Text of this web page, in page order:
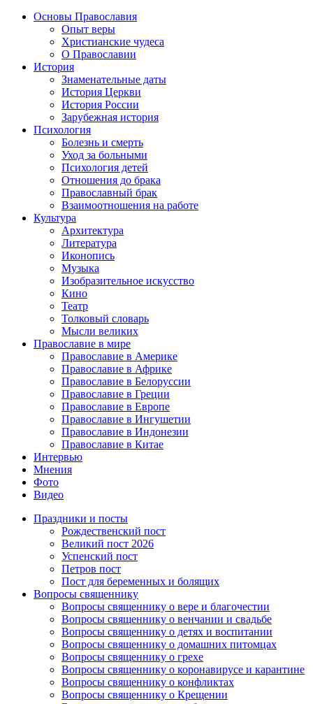
Основы Православия
Опыт веры
Христианские чудеса
О Православии
История
Знаменательные даты
История Церкви
История России
Зарубежная история
Психология
Болезнь и смерть
Уход за больными
Психология детей
Отношения до брака
Православный брак
Взаимоотношения на работе
Культура
Архитектура
Литература
Иконопись
Музыка
Изобразительное искусство
Кино
Театр
Толковый словарь
Мысли великих
Православие в мире
Православие в Америке
Православие в Африке
Православие в Белоруссии
Православие в Греции
Православие в Европе
Православие в Ингушетии
Православие в Индонезии
Православие в Китае
Интервью
Мнения
Фото
Видео
Праздники и посты
Рождественский пост
Великий пост 2026
Успенский пост
Петров пост
Пост для беременных и болящих
Вопросы священнику
Вопросы священнику о вере и благочестии
Вопросы священнику о венчании и свадьбе
Вопросы священнику о детях и воспитании
Вопросы священнику о домашних питомцах
Вопросы священнику о грехе
Вопросы священнику о коронавирусе и карантине
Вопросы священнику о конфликтах
Вопросы священнику о Крещении